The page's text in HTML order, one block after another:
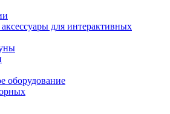
для интерактивных
оборудование